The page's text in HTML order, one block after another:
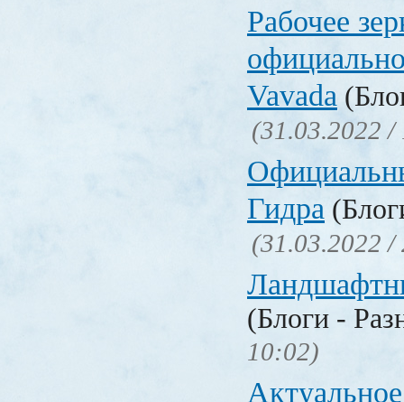
Рабочее
Vavada
(31.03.2022 /
Гидра
(31.03.2022 /
(Блоги -
10:02)